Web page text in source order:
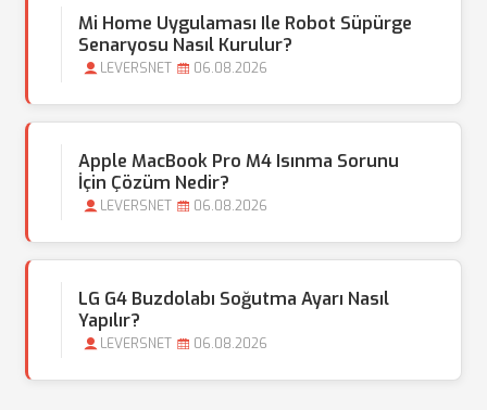
Mi Home Uygulaması Ile Robot Süpürge
Senaryosu Nasıl Kurulur?
LEVERSNET 06.08.2026
Apple MacBook Pro M4 Isınma Sorunu
İçin Çözüm Nedir?
LEVERSNET 06.08.2026
LG G4 Buzdolabı Soğutma Ayarı Nasıl
Yapılır?
LEVERSNET 06.08.2026